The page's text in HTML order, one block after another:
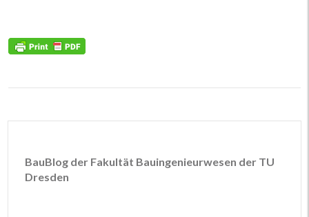
BauBlog der Fakultät Bauingenieurwesen der TU
Dresden